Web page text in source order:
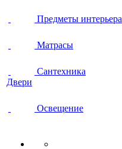
Предметы интерьера
Матрасы
Сантехника
Двери
Освещение